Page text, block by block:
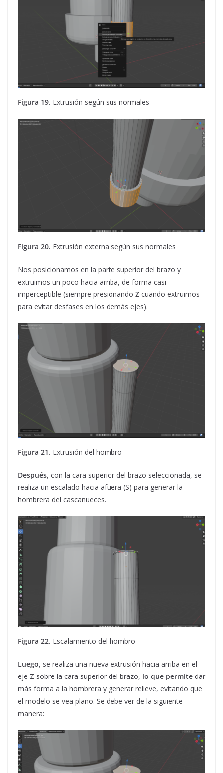
Figura 19. Extrusión según sus normales
Figura 20. Extrusión externa según sus normales
Nos posicionamos en la parte superior del brazo y
extruimos un poco hacia arriba, de forma casi
imperceptible (siempre presionando Z cuando extruimos
para evitar desfases en los demás ejes).
Figura 21. Extrusión del hombro
Después, con la cara superior del brazo seleccionada, se
realiza un escalado hacia afuera (S) para generar la
hombrera del cascanueces.
Figura 22. Escalamiento del hombro
Luego, se realiza una nueva extrusión hacia arriba en el
eje Z sobre la cara superior del brazo, lo que permite dar
más forma a la hombrera y generar relieve, evitando que
el modelo se vea plano. Se debe ver de la siguiente
manera: